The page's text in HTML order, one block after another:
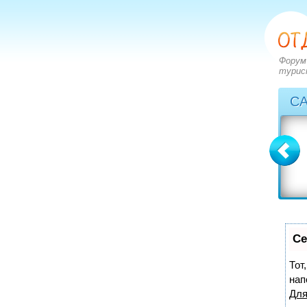
вопросов: 2828